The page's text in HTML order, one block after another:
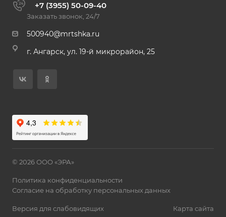
+7 (3955) 50-09-40
Заказать звонок, 24/7
500940@mrtshka.ru
г. Ангарск, ул. 19-й микрорайон, 25
© 2026 ООО «ЭРА»
Политика конфиденциальности
Согласие на обработку персональных данных
Версия для слабовидящих Карта сайта